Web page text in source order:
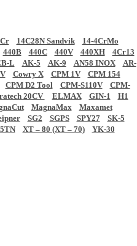
14C28N Sandvik
14-4CrMo
440B 440C 440V 440XH
4Cr13
L AK-5 AK-9 AN58 INOX
AR-
Cowry X CPM 1V
CPM 154
CPM D2 Tool CPM-S110V
CPM-
20CV ELMAX GIN-1
H1
MagnaMax
Maxamet
SG2 SGPS SPY27
SK-5
XT – 80 (XT – 70)
YK-30